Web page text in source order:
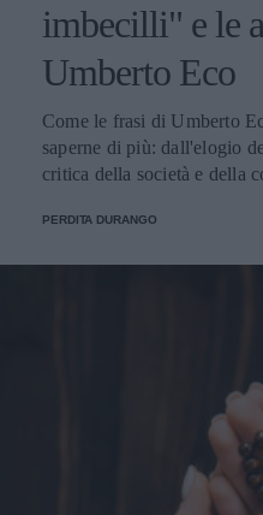
imbecilli" e le
Umberto Eco
Come le frasi di Umberto
saperne di più: dall'elogio
critica della società e della
PERDITA DURANGO